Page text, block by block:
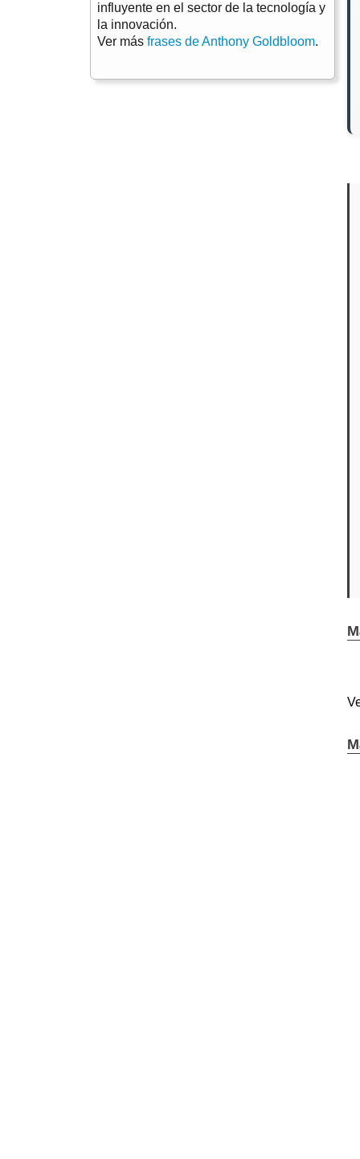
influyente en el sector de la tecnología y
la innovación.
Ver más frases de Anthony Goldbloom.